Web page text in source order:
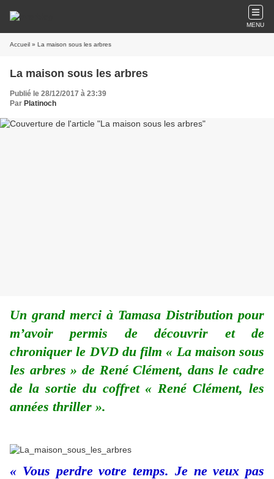
MENU
Accueil » La maison sous les arbres
La maison sous les arbres
Publié le 28/12/2017 à 23:39
Par Platinoch
Un grand merci à Tamasa Distribution pour
m’avoir permis de découvrir et de
chroniquer le DVD du film « La maison sous
les arbres » de René Clément, dans le cadre
de la sortie du coffret « René Clément, les
années thriller ».
« Vous perdre votre temps. Je ne veux pas